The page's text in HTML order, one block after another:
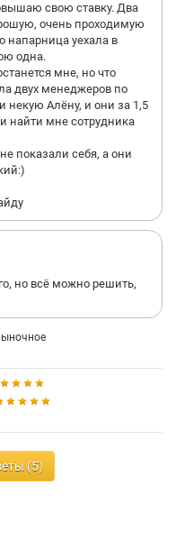
свою ставку. Два
очень проходимую
напарница уехала в
одна.
мне, но что
двух менеджеров по
некую Алёну, и они за 1,5
найти мне сотрудника
показали себя, а они
но всё можно решить,
(5)